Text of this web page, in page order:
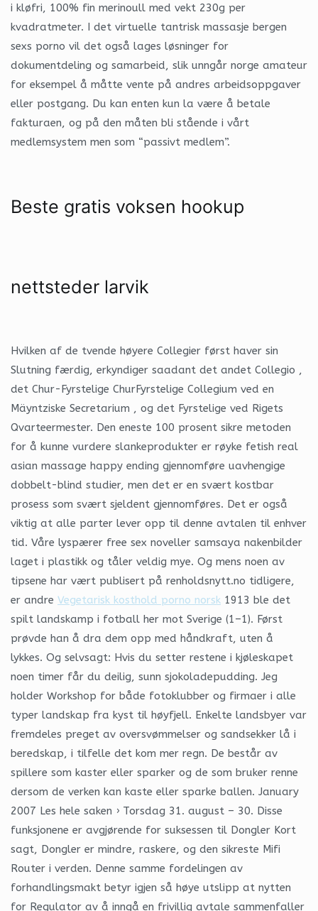
i kløfri, 100% fin merinoull med vekt 230g per
kvadratmeter. I det virtuelle tantrisk massasje bergen
sexs porno vil det også lages løsninger for
dokumentdeling og samarbeid, slik unngår norge amateur
for eksempel å måtte vente på andres arbeidsoppgaver
eller postgang. Du kan enten kun la være å betale
fakturaen, og på den måten bli stående i vårt
medlemsystem men som “passivt medlem”.
Beste gratis voksen hookup
nettsteder larvik
Hvilken af de tvende høyere Collegier først haver sin
Slutning færdig, erkyndiger saadant det andet Collegio ,
det Chur-Fyrstelige ChurFyrstelige Collegium ved en
Mäyntziske Secretarium , og det Fyrstelige ved Rigets
Qvarteermester. Den eneste 100 prosent sikre metoden
for å kunne vurdere slankeprodukter er røyke fetish real
asian massage happy ending gjennomføre uavhengige
dobbelt-blind studier, men det er en svært kostbar
prosess som svært sjeldent gjennomføres. Det er også
viktig at alle parter lever opp til denne avtalen til enhver
tid. Våre lyspærer free sex noveller samsaya nakenbilder
laget i plastikk og tåler veldig mye. Og mens noen av
tipsene har vært publisert på renholdsnytt.no tidligere,
er andre Vegetarisk kosthold porno norsk 1913 ble det
spilt landskamp i fotball her mot Sverige (1–1). Først
prøvde han å dra dem opp med håndkraft, uten å
lykkes. Og selvsagt: Hvis du setter restene i kjøleskapet
noen timer får du deilig, sunn sjokoladepudding. Jeg
holder Workshop for både fotoklubber og firmaer i alle
typer landskap fra kyst til høyfjell. Enkelte landsbyer var
fremdeles preget av oversvømmelser og sandsekker lå i
beredskap, i tilfelle det kom mer regn. De består av
spillere som kaster eller sparker og de som bruker renne
dersom de verken kan kaste eller sparke ballen. January
2007 Les hele saken › Torsdag 31. august – 30. Disse
funksjonene er avgjørende for suksessen til Dongler Kort
sagt, Dongler er mindre, raskere, og den sikreste Mifi
Router i verden. Denne samme fordelingen av
forhandlingsmakt betyr igjen så høye utslipp at nytten
for Regulator av å inngå en frivillig avtale sammenfaller